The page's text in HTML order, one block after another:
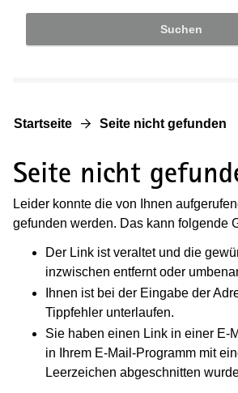
Suchen
Startseite Seite nicht gefunden
Seite nicht
Leider konnte die von Ihnen
gefunden werden. Das kann folgende
Der Link ist veraltet und die
inzwischen entfernt oder
Ihnen ist bei der Eingabe der
Tippfehler unterlaufen.
Sie haben einen Link in einer E-
in Ihrem E-Mail-Programm mit
Leerzeichen abgeschnitten